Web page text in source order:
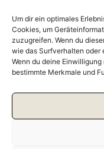
Um dir ein optimales
Cookies, um
zuzugreifen. Wenn du
wie das Surfverhalten oder
Wenn du deine
bestimmte Merkmale und
Impressum &